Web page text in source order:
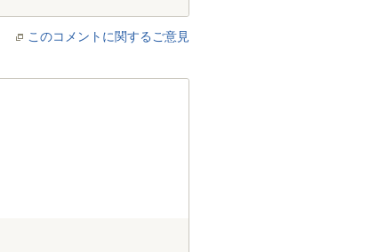
このコメントに関するご意見